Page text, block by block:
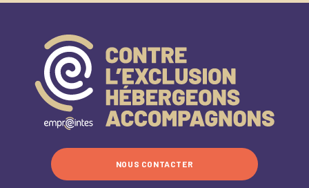
NOUS CONTACTER